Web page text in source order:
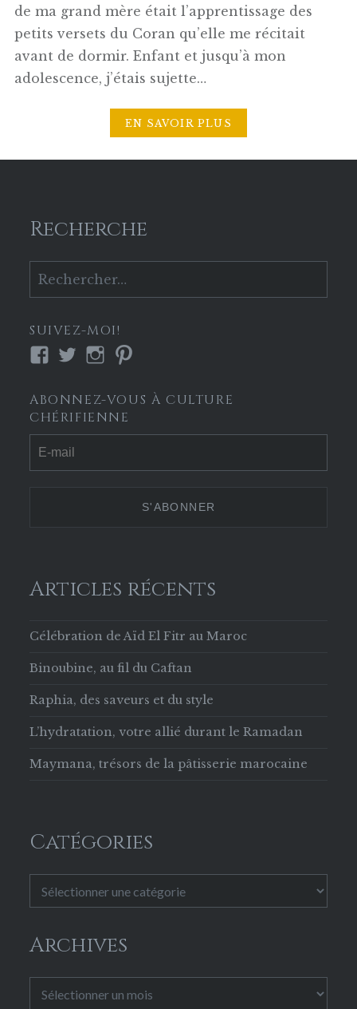
de ma grand mère était l’apprentissage des
petits versets du Coran qu’elle me récitait
avant de dormir. Enfant et jusqu’à mon
adolescence, j’étais sujette…
EN SAVOIR PLUS
Recherche
SUIVEZ-MOI!
Voir
profil
de
Culture-
Chérifienne-
629853133756169
Voir
profil
de
culture_cherif
Twitter
Voir
profil
de
culture.cherifienne
Instagram
profil
culturecherif
Pinterest
ABONNEZ-VOUS À CULTURE
CHÉRIFIENNE
Articles récents
Célébration de Aïd El Fitr au Maroc
Binoubine, au fil du Caftan
Raphia, des saveurs et du style
L’hydratation, votre allié durant le Ramadan
Maymana, trésors de la pâtisserie marocaine
Catégories
Archives